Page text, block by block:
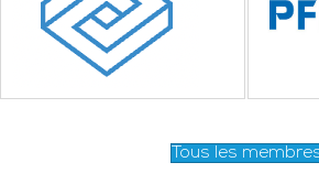
Tous les